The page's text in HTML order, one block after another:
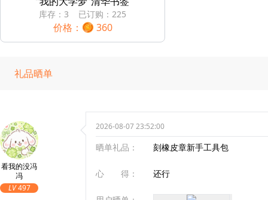
库存： 3 已订购： 225
价格： 360
礼品晒单
看我的没冯
冯
LV497
2026-08-07 23:52:00
晒单礼品： 刻橡皮章新手工具包
心 得： 还行